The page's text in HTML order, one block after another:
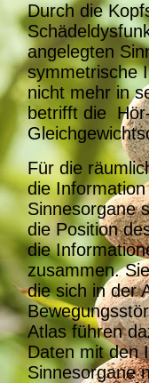
Durch die
angelegten
symmetrische
nicht mehr in
betrifft die
Für die
die
Sinnesorgane
die Position
die
zusammen.
die sich in der
Atlas führen
Daten mit den
Sinnesorgane